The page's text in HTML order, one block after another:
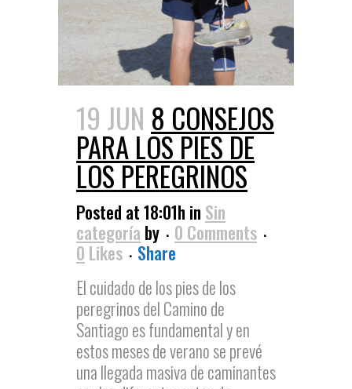
19 JUN 8 CONSEJOS
PARA LOS PIES DE
LOS PEREGRINOS
Posted at 18:01h in Sin
categoría by
0 Comments
0 Likes
Share
El cuidado de los pies de los
peregrinos del Camino de
Santiago es fundamental y en
estos meses de verano se prevé
una llegada masiva de caminantes